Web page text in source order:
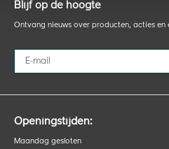
Openingstijden:
Maandag gesloten
Blijf op de hoogte
Ontvang nieuws over producten, acties en